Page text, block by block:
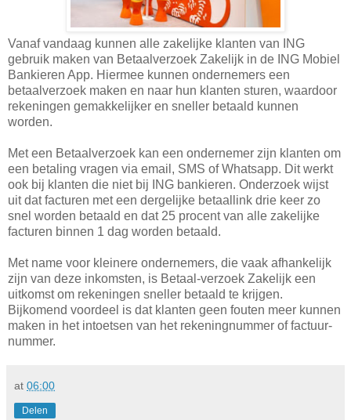
Vanaf vandaag kunnen alle zakelijke klanten van ING
gebruik maken van Betaalverzoek Zakelijk in de ING Mobiel
Bankieren App. Hiermee kunnen ondernemers een
betaalverzoek maken en naar hun klanten sturen, waardoor
rekeningen gemakkelijker en sneller betaald kunnen
worden.
Met een Betaalverzoek kan een ondernemer zijn klanten om
een betaling vragen via email, SMS of Whatsapp. Dit werkt
ook bij klanten die niet bij ING bankieren. Onderzoek wijst
uit dat facturen met een dergelijke betaallink drie keer zo
snel worden betaald en dat 25 procent van alle zakelijke
facturen binnen 1 dag worden betaald.
Met name voor kleinere ondernemers, die vaak afhankelijk
zijn van deze inkomsten, is Betaal-verzoek Zakelijk een
uitkomst om rekeningen sneller betaald te krijgen.
Bijkomend voordeel is dat klanten geen fouten meer kunnen
maken in het intoetsen van het rekeningnummer of factuur-
nummer.
at 06:00
Delen